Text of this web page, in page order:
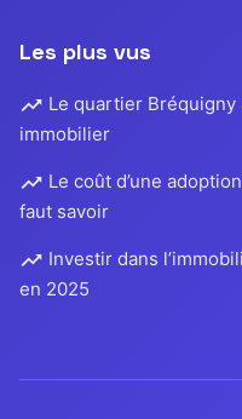
Les plus vus
Le quartier
immobilier
Le coût d’une
faut savoir
Investir dans
en 2025